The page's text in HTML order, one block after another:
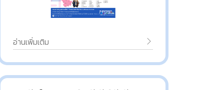
อ่านเพิ่มเติม